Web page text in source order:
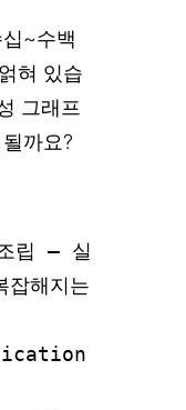
~수백
혀 있습
그래프
까요?
립 – 실
해지는